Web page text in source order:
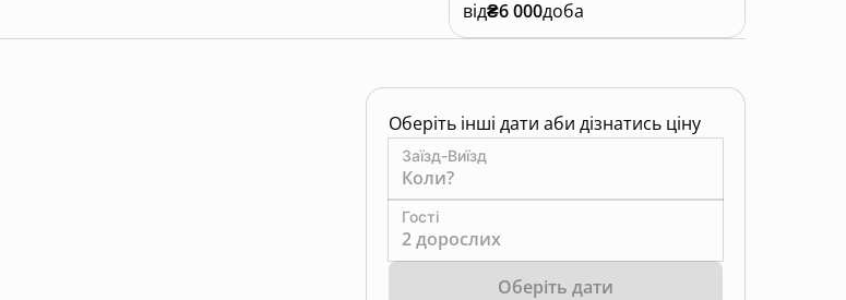
від₴6 000доба
Оберіть інші дати аби дізнатись ціну
Заїзд-Виїзд
Коли?
Гості
2 дорослих
Оберіть дати